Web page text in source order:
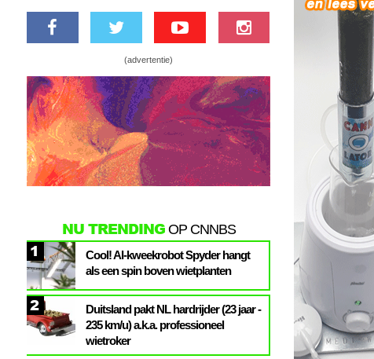
(advertentie)
NU TRENDINGOP CNNBS
1
Cool! AI-kweekrobot Spyder hangt
als een spin boven wietplanten
2
Duitsland pakt NL hardrijder (23 jaar -
235 km/u) a.k.a. professioneel
wietroker